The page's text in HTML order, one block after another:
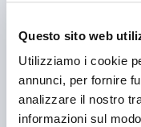
Questo sito web
Utilizziamo i cookie
annunci, per fornire
analizzare il nostro
informazioni sul
Nome o azienda
Telefono